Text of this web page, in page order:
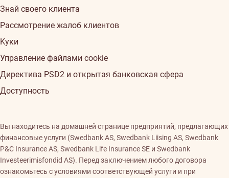
Знай своего клиента
Рассмотрение жалоб клиентов
Kуки
Управление файлами cookie
Директива PSD2 и открытая банковская сфера
Доступность
Вы находитесь на домашней странице предприятий, предлагающих
финансовые услуги (Swedbank AS, Swedbank Liising AS, Swedbank
P&C Insurance AS, Swedbank Life Insurance SE и Swedbank
Investeerimisfondid AS). Перед заключением любого договора
ознакомьтесь с условиями соответствующей услуги и при